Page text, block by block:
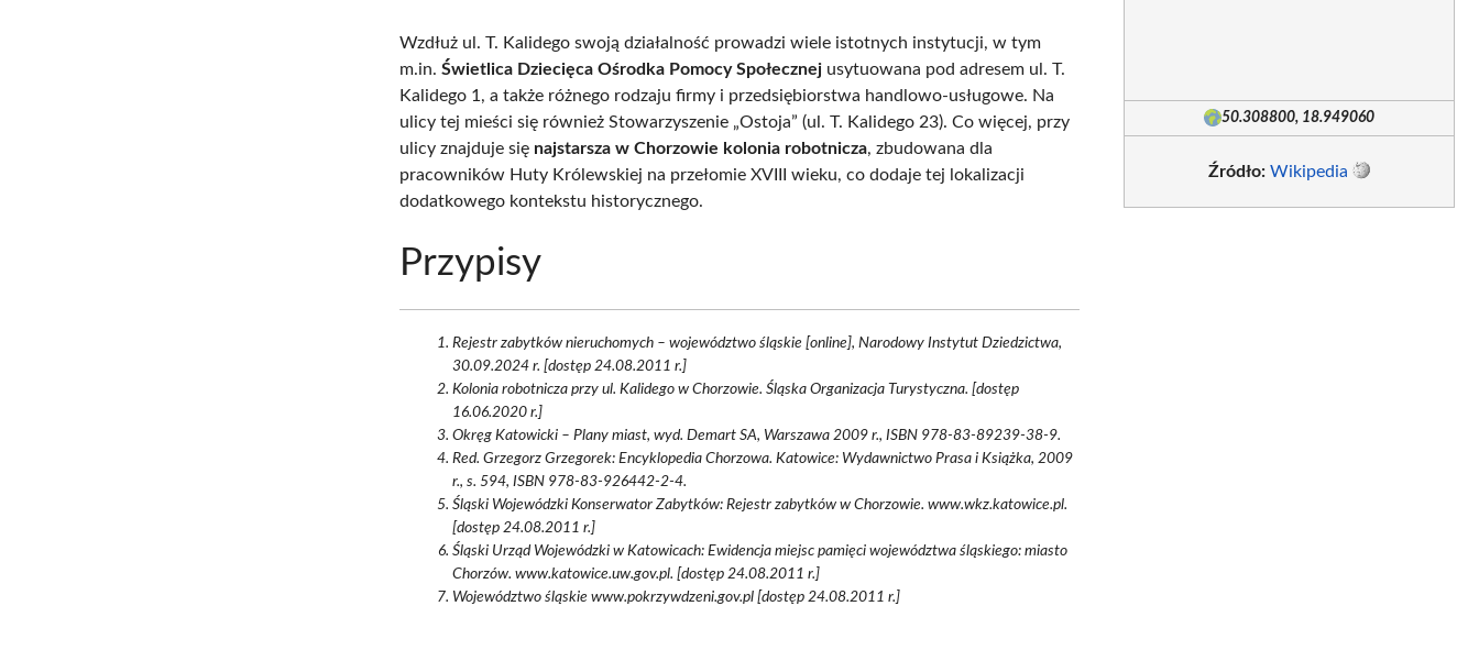
Wzdłuż ul. T. Kalidego swoją działalność prowadzi wiele istotnych instytucji, w tym
m.in.Świetlica Dziecięca Ośrodka Pomocy Społecznej usytuowana pod adresem ul. T.
Kalidego 1, a także różnego rodzaju firmy i przedsiębiorstwa handlowo-usługowe. Na
ulicy tej mieści się również Stowarzyszenie „Ostoja” (ul. T. Kalidego 23). Co więcej, przy
ulicy znajduje się najstarsza w Chorzowie kolonia robotnicza, zbudowana dla
pracowników Huty Królewskiej na przełomie XVIII wieku, co dodaje tej lokalizacji
dodatkowego kontekstu historycznego.
Przypisy
Rejestr zabytków nieruchomych – województwo śląskie [online], Narodowy Instytut Dziedzictwa,
30.09.2024 r. [dostęp 24.08.2011 r.]
Kolonia robotnicza przy ul. Kalidego w Chorzowie. Śląska Organizacja Turystyczna. [dostęp
16.06.2020 r.]
Okręg Katowicki – Plany miast, wyd. Demart SA, Warszawa 2009 r., ISBN 978-83-89239-38-9.
Red. Grzegorz Grzegorek: Encyklopedia Chorzowa. Katowice: Wydawnictwo Prasa i Książka, 2009
r., s. 594, ISBN 978-83-926442-2-4.
Śląski Wojewódzki Konserwator Zabytków: Rejestr zabytków w Chorzowie. www.wkz.katowice.pl.
[dostęp 24.08.2011 r.]
Śląski Urząd Wojewódzki w Katowicach: Ewidencja miejsc pamięci województwa śląskiego: miasto
Chorzów. www.katowice.uw.gov.pl. [dostęp 24.08.2011 r.]
Województwo śląskie www.pokrzywdzeni.gov.pl [dostęp 24.08.2011 r.]
50.308800, 18.949060
Źródło: Wikipedia